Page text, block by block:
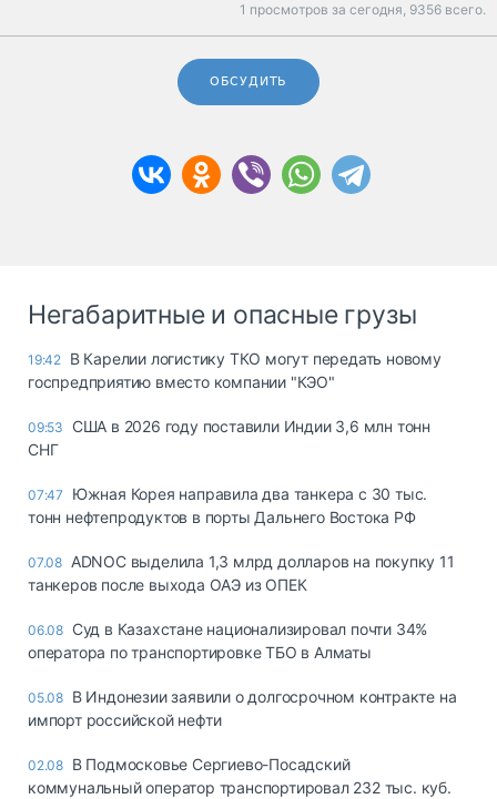
1 просмотров за сегодня, 9356 всего.
ОБСУДИТЬ
Негабаритные и опасные грузы
19:42 В Карелии логистику ТКО могут передать новому
госпредприятию вместо компании "КЭО"
09:53
США в 2026 году поставили Индии 3,6 млн тонн
СНГ
07:47
Южная Корея направила два танкера с 30 тыс.
тонн нефтепродуктов в порты Дальнего Востока РФ
07.08 ADNOC выделила 1,3 млрд долларов на покупку 11
танкеров после выхода ОАЭ из ОПЕК
06.08 Суд в Казахстане национализировал почти 34%
оператора по транспортировке ТБО в Алматы
05.08 В Индонезии заявили о долгосрочном контракте на
импорт российской нефти
02.08 В Подмосковье Сергиево-Посадский
коммунальный оператор транспортировал 232 тыс. куб.